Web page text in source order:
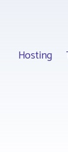
Hosting